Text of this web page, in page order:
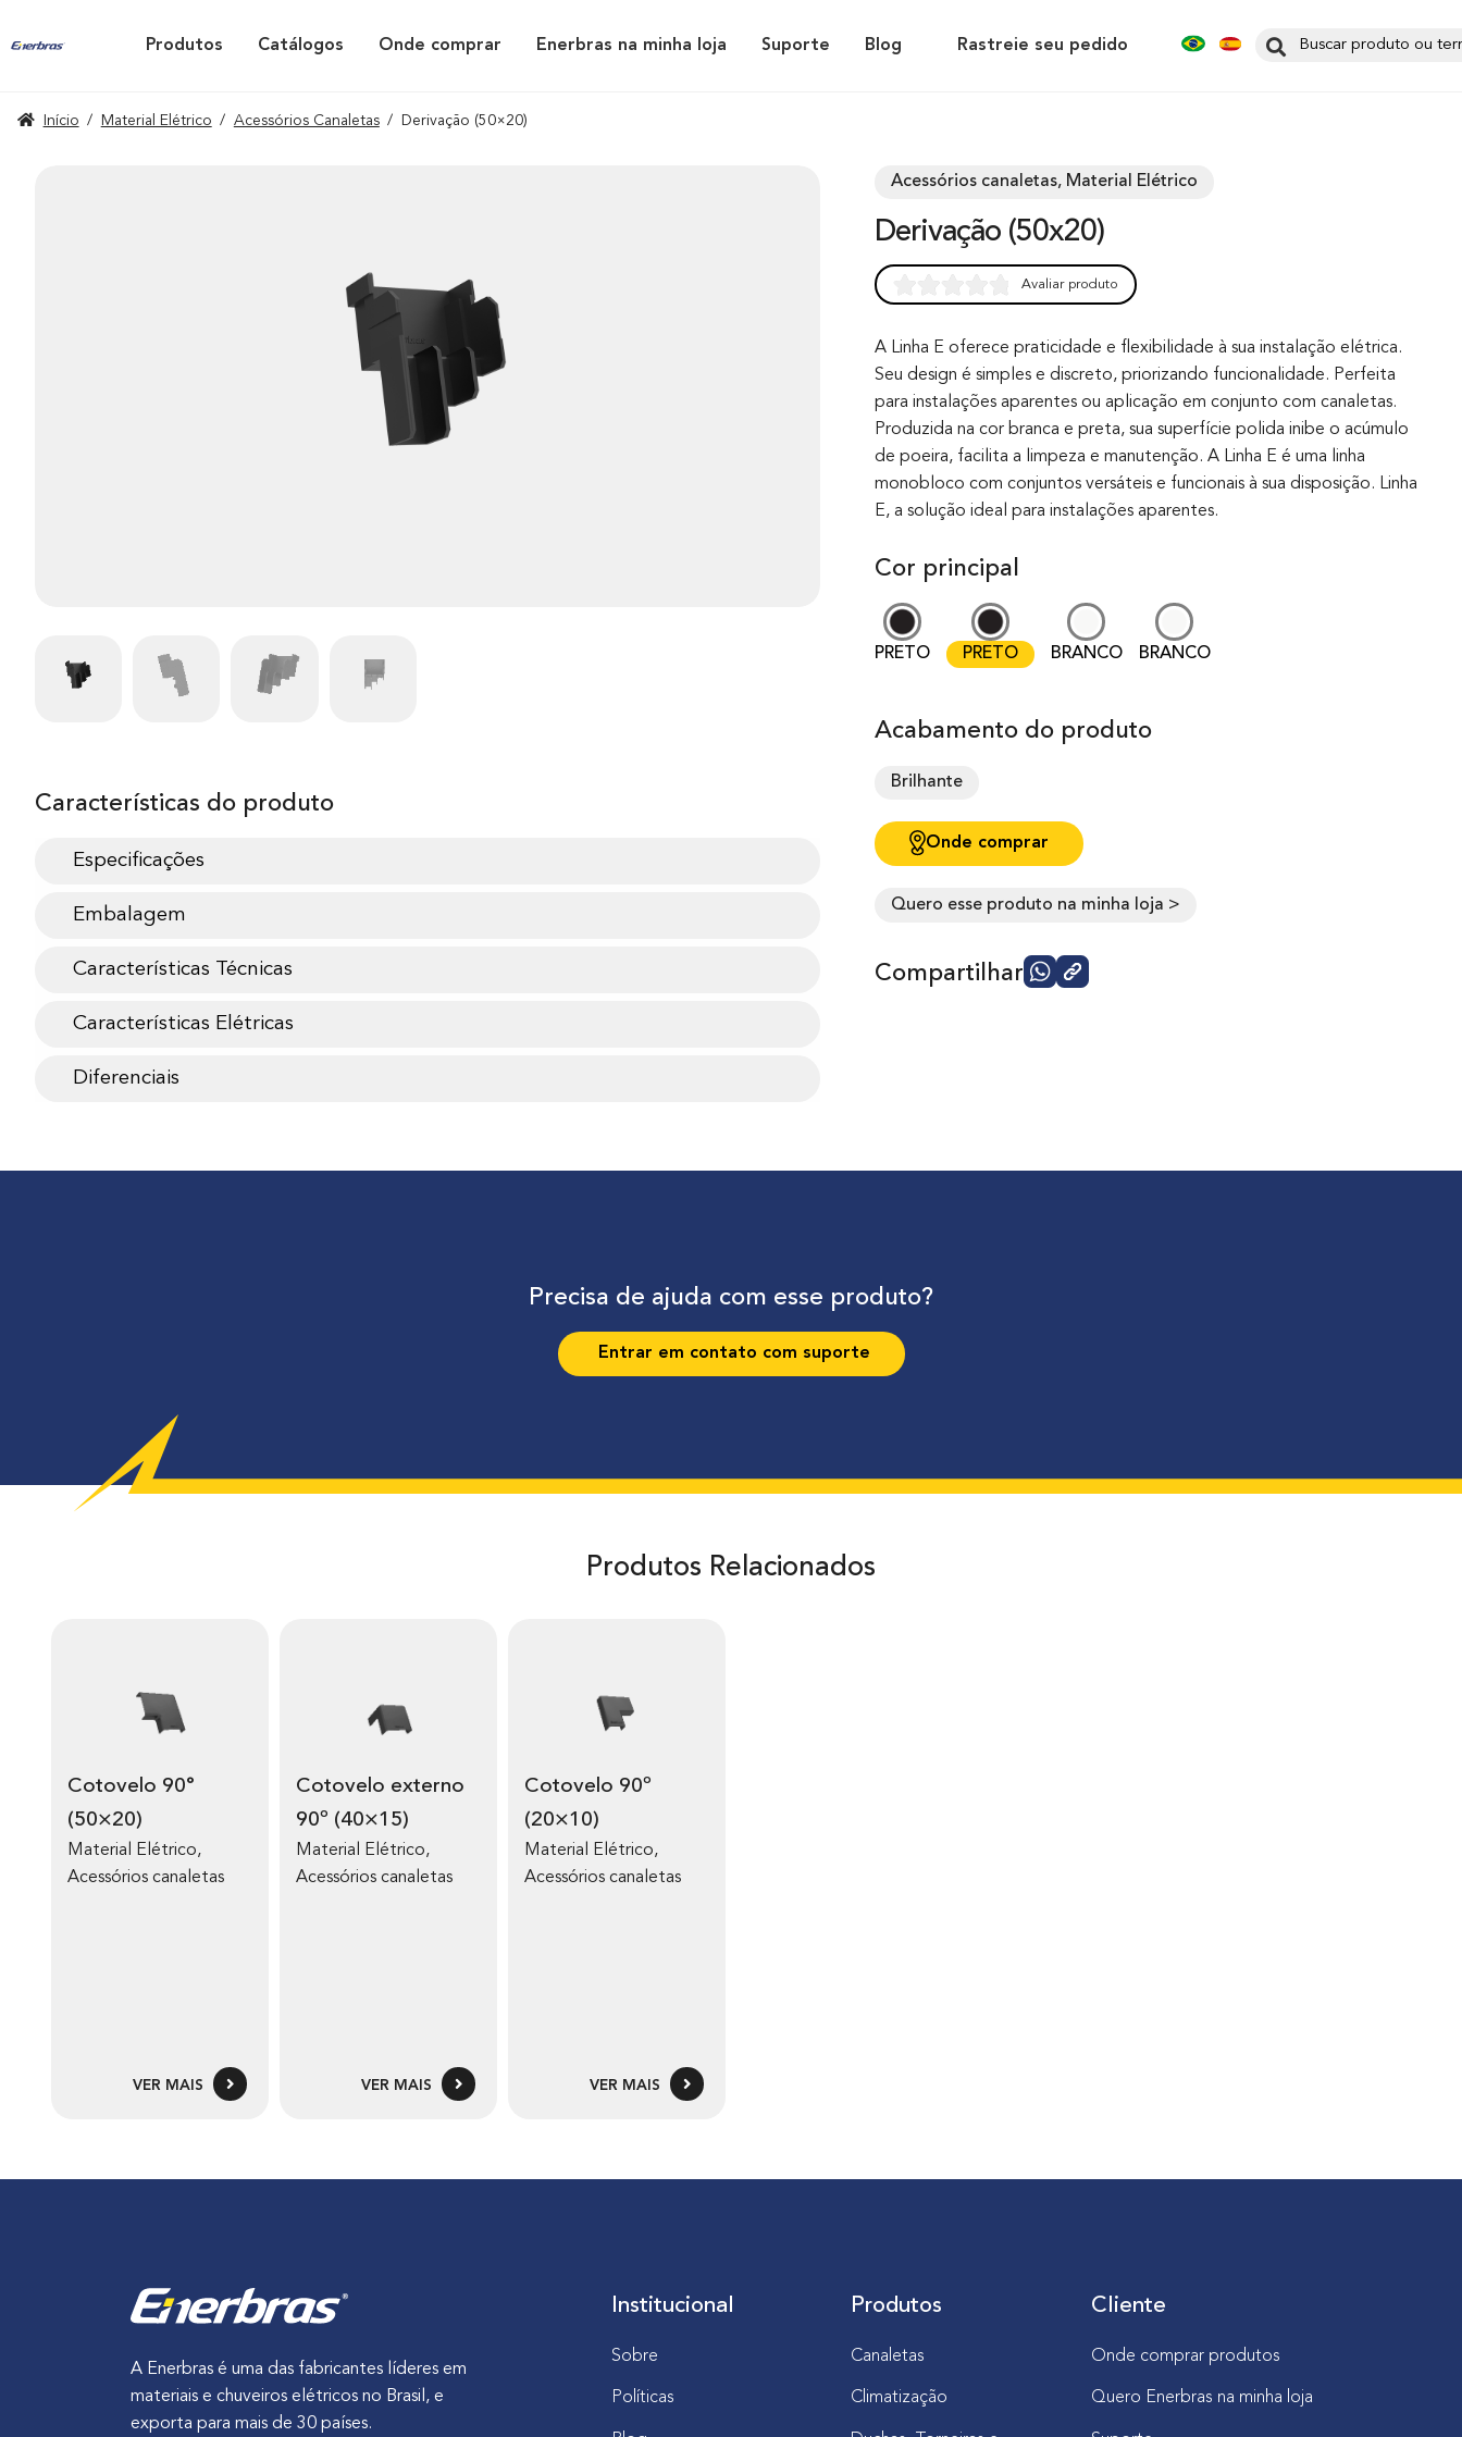
Produtos Catálogos Onde comprar Enerbras na minha loja Suporte Blog Rastreie seu pedido
Início / Material Elétrico / Acessórios Canaletas / Derivação (50×20)
Características do produto
Especificações
Embalagem
Características Técnicas
Características Elétricas
Diferenciais
Acessórios canaletas, Material Elétrico
Derivação (50x20)
out of 0
based on
customer
rating
Avaliar produto
A Linha E oferece praticidade e flexibilidade à sua instalação elétrica.
Seu design é simples e discreto, priorizando funcionalidade. Perfeita
para instalações aparentes ou aplicação em conjunto com canaletas.
Produzida na cor branca e preta, sua superfície polida inibe o acúmulo
de poeira, facilita a limpeza e manutenção. A Linha E é uma linha
monobloco com conjuntos versáteis e funcionais à sua disposição. Linha
E, a solução ideal para instalações aparentes.
Cor principal
PRETO PRETO BRANCO BRANCO
Acabamento do produto
Brilhante
Onde comprar
Quero esse produto na minha loja >
Compartilhar
Precisa de ajuda com esse produto?
Entrar em contato com suporte
Produtos Relacionados
Cotovelo 90°
(50×20)
Material Elétrico,
Acessórios canaletas
VER MAIS
Cotovelo externo
90º (40×15)
Material Elétrico,
Acessórios canaletas
VER MAIS
Cotovelo 90º
(20×10)
Material Elétrico,
Acessórios canaletas
VER MAIS
A Enerbras é uma das fabricantes líderes em
materiais e chuveiros elétricos no Brasil, e
exporta para mais de 30 países.
Institucional
Sobre
Políticas
Produtos
Canaletas
Climatização
Cliente
Onde comprar produtos
Quero Enerbras na minha loja